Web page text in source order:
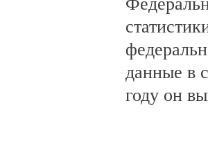
данные в
году он